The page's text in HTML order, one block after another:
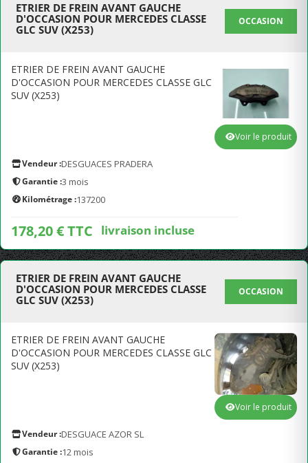
ETRIER DE FREIN AVANT GAUCHE
D'OCCASION POUR MERCEDES CLASSE
GLC SUV (X253)
OCCASION
ETRIER DE FREIN AVANT GAUCHE
D'OCCASION POUR MERCEDES CLASSE GLC
SUV (X253)
Vendeur :DESGUACES PRADERA
Garantie :3 mois
Kilométrage :137200
178,20 € TTC livraison incluse
Voir le produit
ETRIER DE FREIN AVANT GAUCHE
D'OCCASION POUR MERCEDES CLASSE
GLC SUV (X253)
OCCASION
ETRIER DE FREIN AVANT GAUCHE
D'OCCASION POUR MERCEDES CLASSE GLC
SUV (X253)
Vendeur :DESGUACE AZOR SL
Garantie :12 mois
Voir le produit